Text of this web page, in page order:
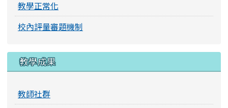
教學正常化
校內評量審題機制
教學成果
教師社群